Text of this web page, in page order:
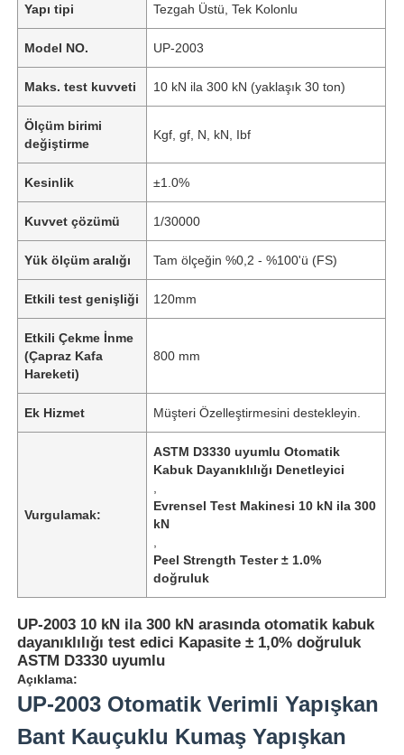
Yapı tipi Tezgah Üstü, Tek Kolonlu
Model NO. UP-2003
Maks. test kuvveti 10 kN ila 300 kN (yaklaşık 30 ton)
Ölçüm birimi
değiştirme
Kgf, gf, N, kN, Ibf
Kesinlik ±1.0%
Kuvvet çözümü 1/30000
Yük ölçüm aralığı Tam ölçeğin %0,2 - %100'ü (FS)
Etkili test genişliği 120mm
Etkili Çekme İnme
(Çapraz Kafa
Hareketi)
800 mm
Ek Hizmet Müşteri Özelleştirmesini destekleyin.
Vurgulamak:
ASTM D3330 uyumlu Otomatik
Kabuk Dayanıklılığı Denetleyici
Evrensel Test Makinesi 10 kN ila 300
kN
Peel Strength Tester ± 1.0%
doğruluk
UP-2003 10 kN ila 300 kN arasında otomatik kabuk
dayanıklılığı test edici Kapasite ± 1,0% doğruluk
ASTM D3330 uyumlu
Açıklama:
UP-2003 Otomatik Verimli Yapışkan
Bant Kauçuklu Kumaş Yapışkan